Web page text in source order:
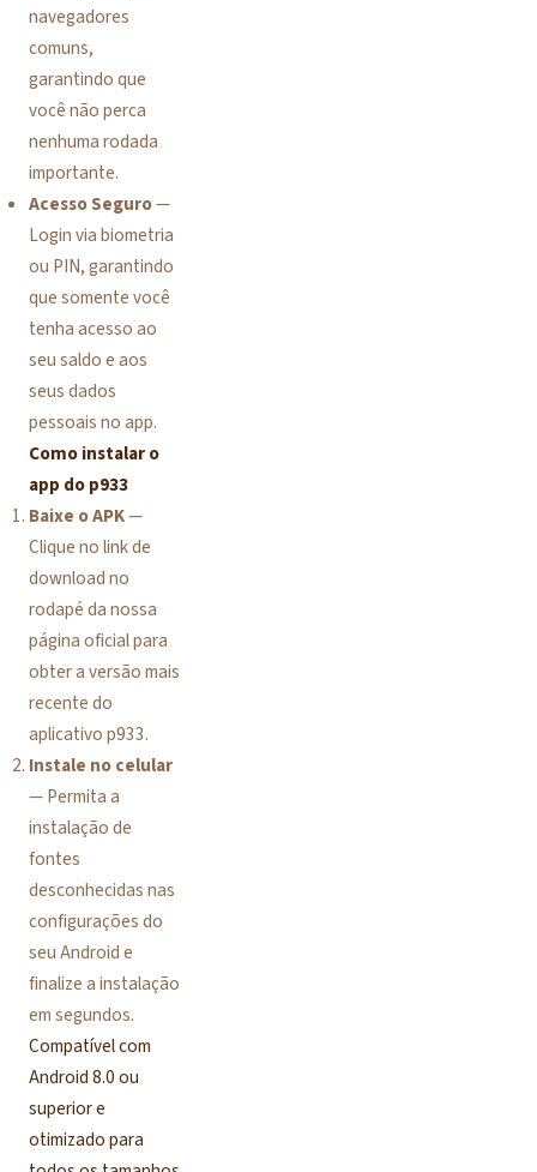
navegadores
comuns,
garantindo que
você não perca
nenhuma rodada
importante.
Acesso Seguro—
Login via biometria
ou PIN, garantindo
que somente você
tenha acesso ao
seu saldo e aos
seus dados
pessoais no app.
Como instalar o
app do p933
Baixe o APK—
Clique no link de
download no
rodapé da nossa
página oficial para
obter a versão mais
recente do
aplicativo p933.
Instale no celular
— Permita a
instalação de
fontes
desconhecidas nas
configurações do
seu Android e
finalize a instalação
em segundos.
Compatível com
Android 8.0 ou
superior e
otimizado para